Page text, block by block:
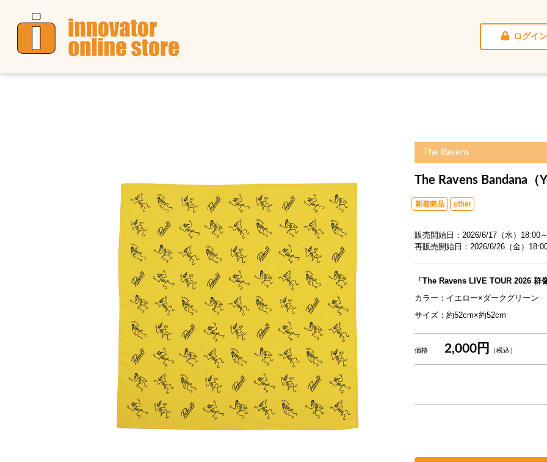
ログイン
The Ravens
The Ravens Bandana（
新着商品 other
販売開始日：2026/6/17（水）18:00～
再販売開始日：2026/6/26（金）
「The Ravens LIVE TOUR 2026 群
カラー：イエロー×ダークグリーン
サイズ：約52cm×約52cm
価格 2,000円 （税込）